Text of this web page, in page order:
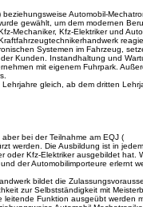
Automobil-
gewählt, um dem modernen
Mechaniker, Kfz-Elektriker und
Systemen im Fahrzeug,
Kunden. Instandhaltung und
mit eigenem Fuhrpark.
gleich, ab dem dritten
bei der Teilnahme am EQJ (
werden. Die Ausbildung ist in
oder Kfz-Elektriker ausgebildet hat.
der Automobilimporteure erlernt
bildet die
zur Selbstständigkeit mit
Funktion ausgeübt werden